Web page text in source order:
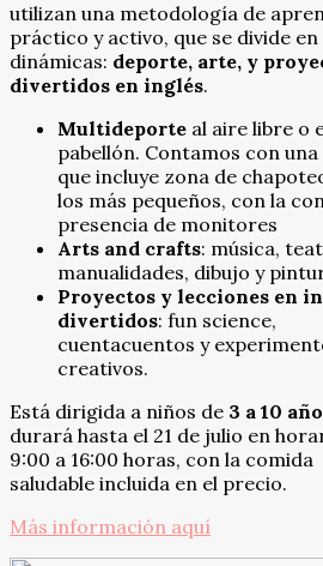
utilizan una metodología de
práctico y activo, que se divide en
dinámicas: deporte, arte, y
divertidos en inglés.
Multideporte al aire libre o
pabellón. Contamos con
que incluye zona de
los más pequeños, con la
presencia de monitores
Arts and crafts: música,
manualidades, dibujo y
Proyectos y lecciones en
divertidos: fun science,
cuentacuentos y
creativos.
Está dirigida a niños de 3 a 10
durará hasta el 21 de julio en
9:00 a 16:00 horas, con la comida
saludable incluida en el precio.
Más información aquí